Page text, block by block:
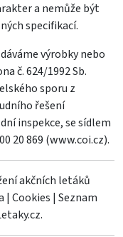
a nemůže být
specifikací.
výrobky nebo
č. 624/1992 Sb.
sporu z
řešení
inspekce, se sídlem
20 869 (www.coi.cz).
akčních letáků
| Cookies | Seznam